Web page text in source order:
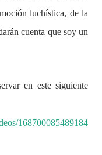
luchística, de la
cuenta que soy un
en este siguiente
168700085489184